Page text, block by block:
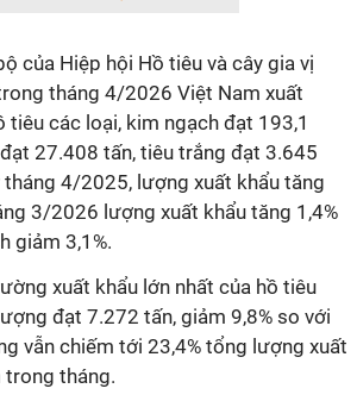
của Hiệp hội Hồ tiêu và cây gia vị
tháng 4/2026 Việt Nam xuất
tiêu các loại, kim ngạch đạt 193,1
27.408 tấn, tiêu trắng đạt 3.645
tháng 4/2025, lượng xuất khẩu tăng
3/2026 lượng xuất khẩu tăng 1,4%
giảm 3,1%.
xuất khẩu lớn nhất của hồ tiêu
đạt 7.272 tấn, giảm 9,8% so với
vẫn chiếm tới 23,4% tổng lượng xuất
trong tháng.